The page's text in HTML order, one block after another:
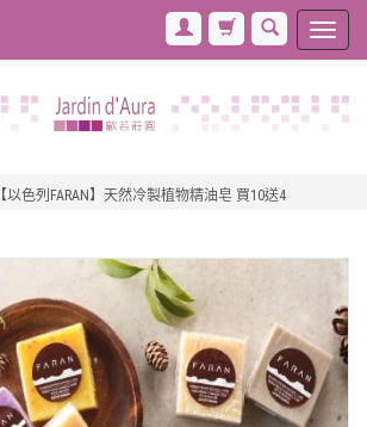
【以色列FARAN】天然冷製植物精油皂 買10送4